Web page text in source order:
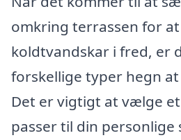
omkring terrassen for
koldtvandskar i fred, er
forskellige typer hegn
Det er vigtigt at vælge
passer til din personlige